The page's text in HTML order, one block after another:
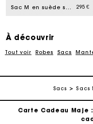
Sac M en suède surpiquée 295 €
À découvrir
Tout voir Robes Sacs
Sacs Sacs
Livraison à
Paiement en
Carte Cadeau